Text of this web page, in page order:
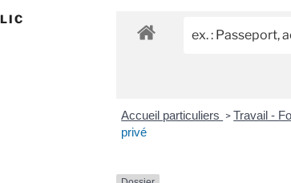
Accueil particuliers >Travail -
privé